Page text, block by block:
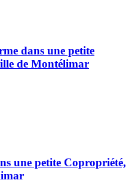
dans une petite
de Montélimar
une petite Copropriété,